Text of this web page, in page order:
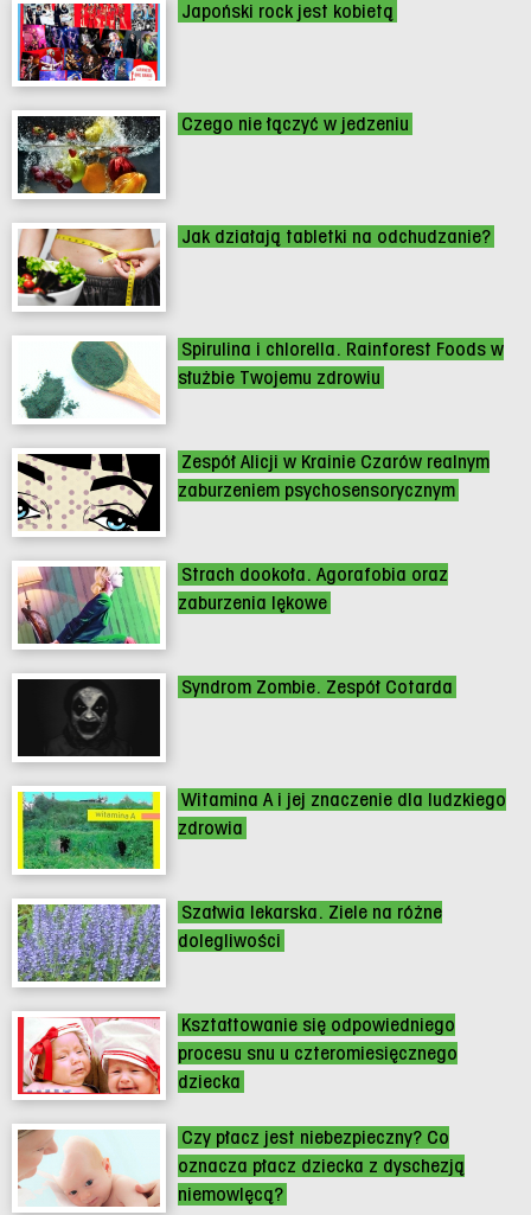
Japoński rock jest kobietą
Czego nie łączyć w jedzeniu
Jak działają tabletki na odchudzanie?
Spirulina i chlorella. Rainforest Foods w
służbie Twojemu zdrowiu
Zespół Alicji w Krainie Czarów realnym
zaburzeniem psychosensorycznym
Strach dookoła. Agorafobia oraz
zaburzenia lękowe
Syndrom Zombie. Zespół Cotarda
Witamina A i jej znaczenie dla ludzkiego
zdrowia
Szałwia lekarska. Ziele na różne
dolegliwości
Kształtowanie się odpowiedniego
procesu snu u czteromiesięcznego
dziecka
Czy płacz jest niebezpieczny? Co
oznacza płacz dziecka z dyschezją
niemowlęcą?